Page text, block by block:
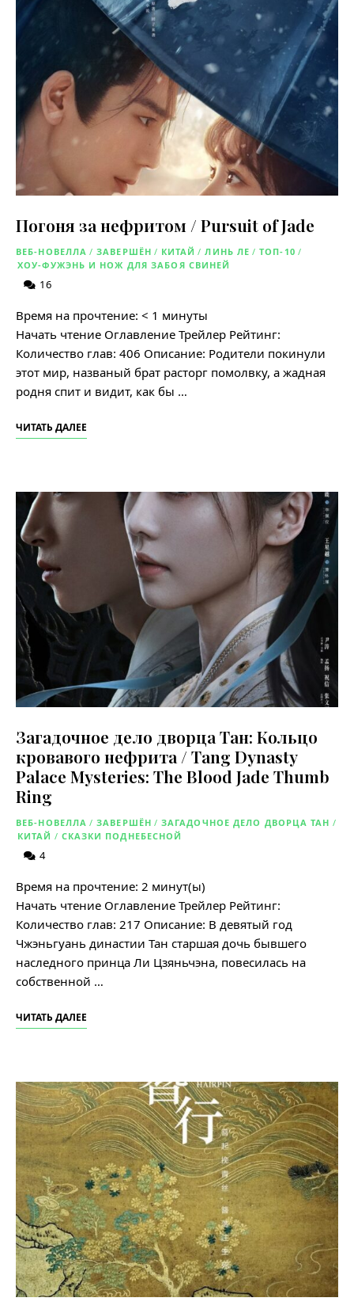
Погоня за нефритом / Pursuit of Jade
ВЕБ-НОВЕЛЛА / ЗАВЕРШЁН / КИТАЙ / ЛИНЬ ЛЕ / ТОП-10 /
ХОУ-ФУЖЭНЬ И НОЖ ДЛЯ ЗАБОЯ СВИНЕЙ
16
Время на прочтение: < 1 минуты
Начать чтение Оглавление Трейлер Рейтинг:
Количество глав: 406 Описание: Родители покинули
этот мир, названый брат расторг помолвку, а жадная
родня спит и видит, как бы …
ЧИТАТЬ ДАЛЕЕ
Загадочное дело дворца Тан: Кольцо
кровавого нефрита / Tang Dynasty
Palace Mysteries: The Blood Jade Thumb
Ring
ВЕБ-НОВЕЛЛА / ЗАВЕРШЁН / ЗАГАДОЧНОЕ ДЕЛО ДВОРЦА ТАН /
КИТАЙ / СКАЗКИ ПОДНЕБЕСНОЙ
4
Время на прочтение: 2 минут(ы)
Начать чтение Оглавление Трейлер Рейтинг:
Количество глав: 217 Описание: В девятый год
Чжэньгуань династии Тан старшая дочь бывшего
наследного принца Ли Цзяньчэна, повесилась на
собственной …
ЧИТАТЬ ДАЛЕЕ